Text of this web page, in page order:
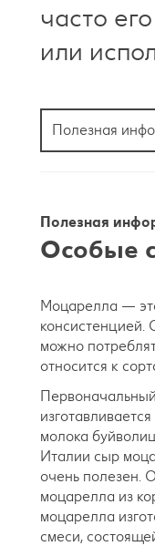
часто
или
Полезная
Полезная
Особые
Моцарелла —
консистенцией.
можно
относится к
молока
Италии сыр
очень полезен.
моцарелла из
моцарелла
смеси,